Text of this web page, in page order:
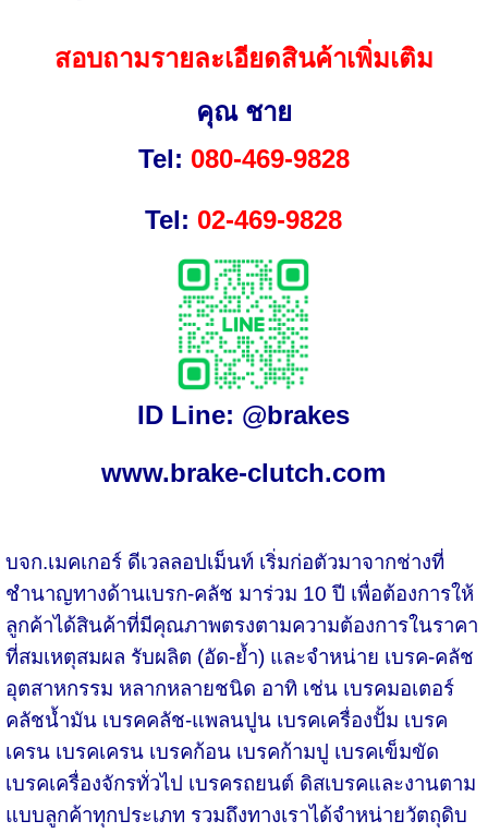
สอบถามรายละเอียดสินค้าเพิ่มเติม
คุณ ชาย
Tel: 080-469-9828
Tel: 02-469-9828
ID Line: @brakes
www.brake-clutch.com
บจก.เมคเกอร์ ดีเวลลอปเม็นท์ เริ่มก่อตัวมาจากช่างที่
ชำนาญทางด้านเบรก-คลัช มาร่วม 10 ปี เพื่อต้องการให้
ลูกค้าได้สินค้าที่มีคุณภาพตรงตามความต้องการในราคา
ที่สมเหตุสมผล รับผลิต (อัด-ย้ำ) และจำหน่าย เบรค-คลัช
อุตสาหกรรม หลากหลายชนิด อาทิ เช่น เบรคมอเตอร์
คลัชน้ำมัน เบรคคลัช-แพลนปูน เบรคเครื่องปั้ม เบรค
เครน เบรคเครน เบรคก้อน เบรคก้ามปู เบรคเข็มขัด
เบรคเครื่องจักรทั่วไป เบรครถยนต์ ดิสเบรคและงานตาม
แบบลูกค้าทุกประเภท รวมถึงทางเราได้จำหน่ายวัตถุดิบ